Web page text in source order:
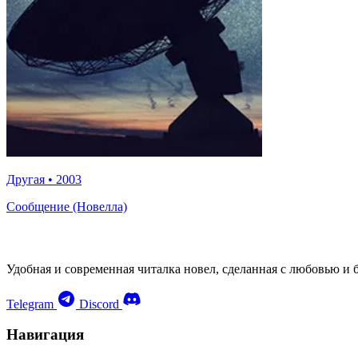
Другая • 2003
Сообщение (Новелла)
Удобная и современная читалка новел, сделанная с любовью и
Telegram Discord
Навигация